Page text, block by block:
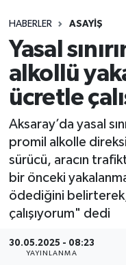
HABERLER ASAYİŞ
Yasal
alkollü
ücretle
Aksaray’da yasal
promil alkolle
sürücü, aracın
bir önceki
ödediğini
çalışıyorum" dedi
30.05.2025 - 08:23
YAYINLANMA
SPOR
YAŞAM
Son Dakika
Haber Arşivi